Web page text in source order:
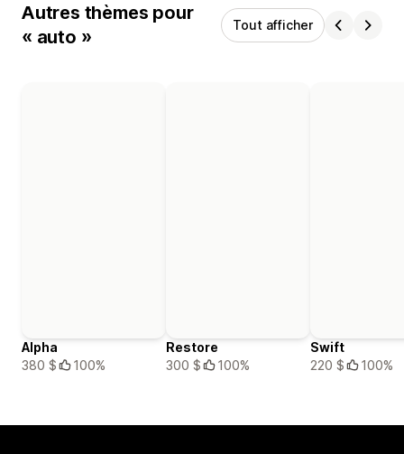
Autres thèmes pour
« auto »
Tout afficher
Alpha
380 $
100%
Restore
300 $
100%
Swift
220 $
100%